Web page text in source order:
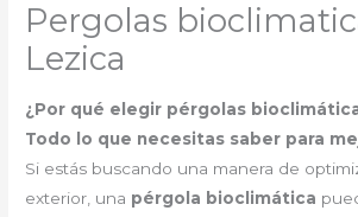
Pergolas
Lezica
¿Por qué elegir pérgolas
Todo lo que necesitas saber para
Si estás buscando una manera de
exterior, una pérgola bioclimática